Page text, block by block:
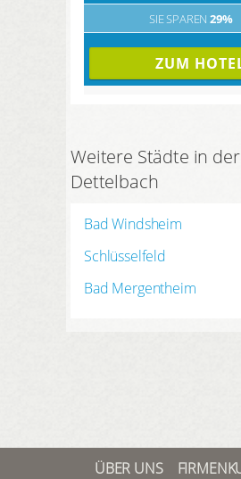
SIE SPAREN 29%
ZUM
Weitere Städte in
Dettelbach
Bad Windsheim
Schlüsselfeld
Bad Mergentheim
ÜBER UNS